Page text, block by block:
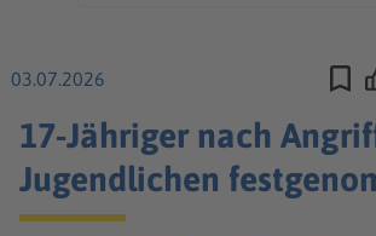
03.07.2026
17-Jähriger nach
Jugendlichen